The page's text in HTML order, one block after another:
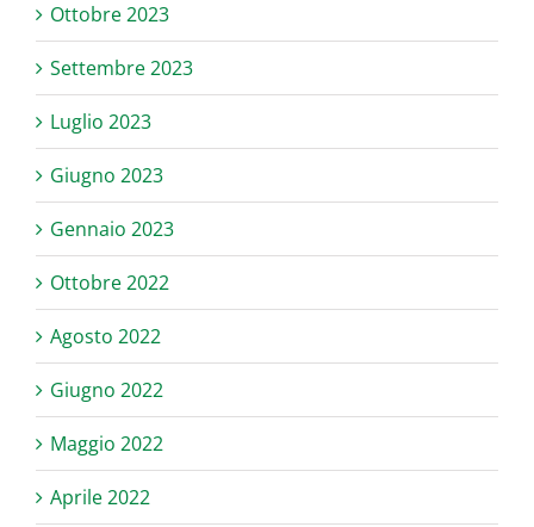
Ottobre 2023
Settembre 2023
Luglio 2023
Giugno 2023
Gennaio 2023
Ottobre 2022
Agosto 2022
Giugno 2022
Maggio 2022
Aprile 2022